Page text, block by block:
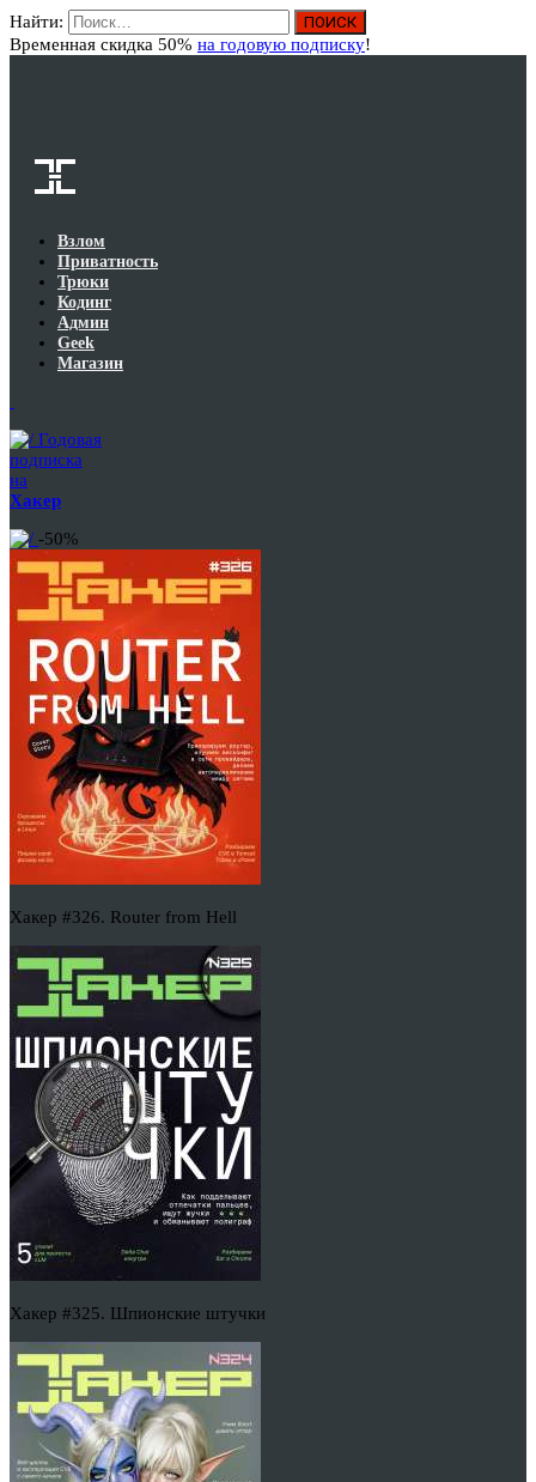
Найти:
Временная скидка 50% на годовую подписку!
Взлом
Приватность
Трюки
Кодинг
Админ
Geek
Магазин
Годовая
подписка
на
Хакер
-50%
Хакер #326. Router from Hell
Хакер #325. Шпионские штучки